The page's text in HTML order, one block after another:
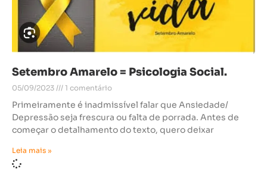
Setembro Amarelo = Psicologia Social.
05/09/2023 1 comentário
Primeiramente é inadmissível falar que Ansiedade/
Depressão seja frescura ou falta de porrada. Antes de
começar o detalhamento do texto, quero deixar
Leia mais »